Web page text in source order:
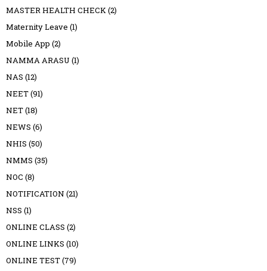
MASTER HEALTH CHECK(2)
Maternity Leave (1)
Mobile App (2)
NAMMA ARASU (1)
NAS (12)
NEET(91)
NET(18)
NEWS (6)
NHIS (50)
NMMS (35)
NOC (8)
NOTIFICATION (21)
NSS (1)
ONLINE CLASS (2)
ONLINE LINKS (10)
ONLINE TEST(79)